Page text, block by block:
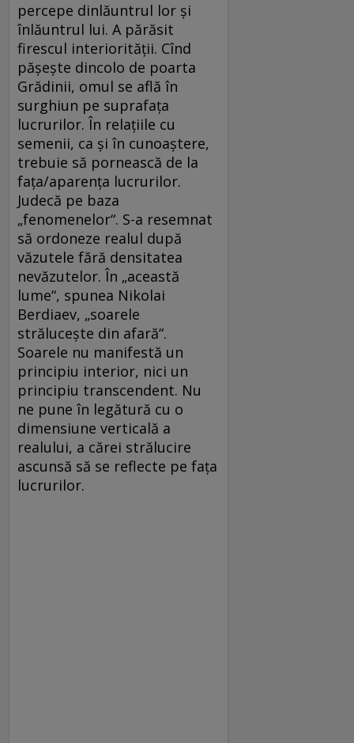
percepe dinlăuntrul lor şi
înlăuntrul lui. A părăsit
firescul interiorităţii. Cînd
păşeşte dincolo de poarta
Grădinii, omul se află în
surghiun pe suprafaţa
lucrurilor. În relaţiile cu
semenii, ca şi în cunoaştere,
trebuie să pornească de la
faţa/aparenţa lucrurilor.
Judecă pe baza
„fenomenelor“. S-a resemnat
să ordoneze realul după
văzutele fără densitatea
nevăzutelor. În „această
lume“, spunea Nikolai
Berdiaev, „soarele
străluceşte din afară“.
Soarele nu manifestă un
principiu interior, nici un
principiu transcendent. Nu
ne pune în legătură cu o
dimensiune verticală a
realului, a cărei strălucire
ascunsă să se reflecte pe faţa
lucrurilor.